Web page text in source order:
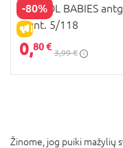
-80%
IŠPARDAVIMAS
CANPOL BABIES
3 vnt. 5/118
0,80 €
3,99 €
Žinome, jog puiki mažylių